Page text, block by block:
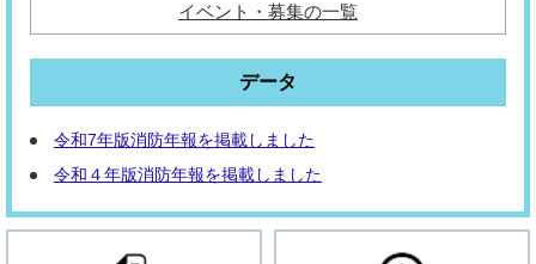
イベント・募集の一覧
データ
令和7年版消防年報を掲載しました
令和４年版消防年報を掲載しました